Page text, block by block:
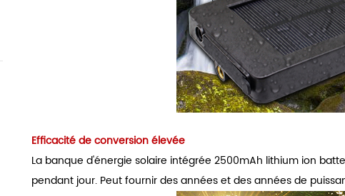
Efficacité de conversion élevée
La banque d'énergie solaire intégrée 2500mAh lithium ion
pendant jour. Peut fournir des années et des années de